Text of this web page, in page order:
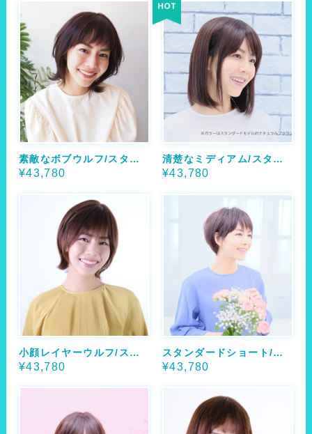
¥43,780
素敵なボブウルフ/スタンダード
¥43,780
清楚なミディアム/スタンダード
¥43,780
小顔レイヤーウルフ/スタンダード
¥43,780
スタンダードショート/スタンダード